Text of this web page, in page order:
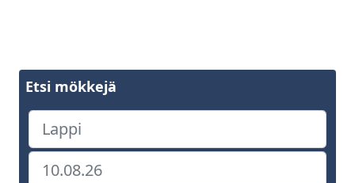
Etsi mökkejä